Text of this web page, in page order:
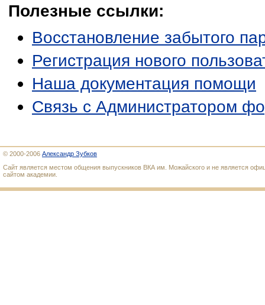
Полезные ссылки:
Восстановление забытого
Регистрация нового
Наша документация помощи
Связь с Администратором
© 2000-2006 Александр Зубков
Сайт является местом общения выпускников ВКА им. Можайского и не является
сайтом академии.